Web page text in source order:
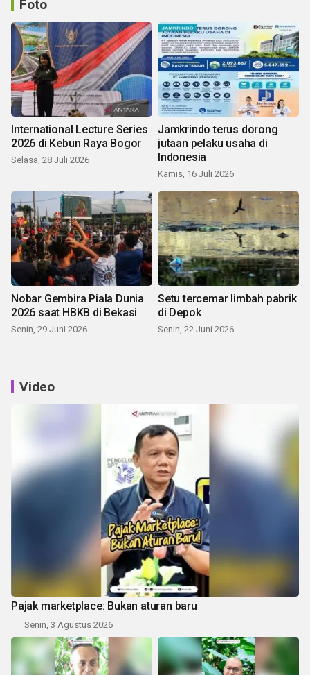
Foto
International Lecture Series
2026 di Kebun Raya Bogor
Selasa, 28 Juli 2026
Jamkrindo terus dorong
jutaan pelaku usaha di
Indonesia
Kamis, 16 Juli 2026
Nobar Gembira Piala Dunia
2026 saat HBKB di Bekasi
Senin, 29 Juni 2026
Setu tercemar limbah pabrik
di Depok
Senin, 22 Juni 2026
Video
Pajak marketplace: Bukan aturan baru
Senin, 3 Agustus 2026